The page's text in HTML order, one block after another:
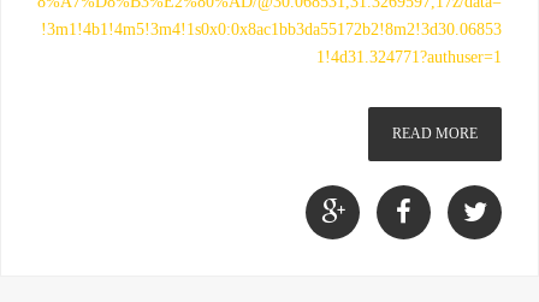
!3m1!4b1!4m5!3m4!1s0x0:0x8ac1bb3da55172b2!8m2!3d30.06853
1!4d31.324771?authuser=1
READ MORE